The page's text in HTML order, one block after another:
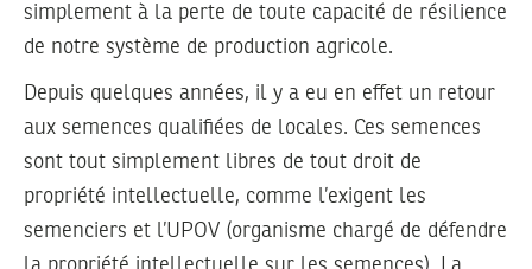
simplement à la perte de toute capacité de résilience
de notre système de production agricole.
Depuis quelques années, il y a eu en effet un retour
aux semences qualifiées de locales. Ces semences
sont tout simplement libres de tout droit de
propriété intellectuelle, comme l’exigent les
semenciers et l’UPOV (organisme chargé de défendre